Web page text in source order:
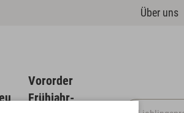
Über uns
Vororder
Frühjahr-